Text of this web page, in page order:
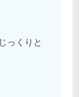
っくりと